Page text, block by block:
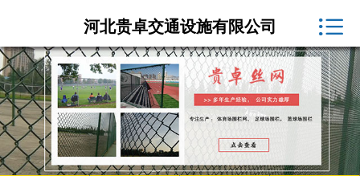
体育场围网厂家
球场围网
客户案例
围网资讯
河北贵卓交通设施有限公司 